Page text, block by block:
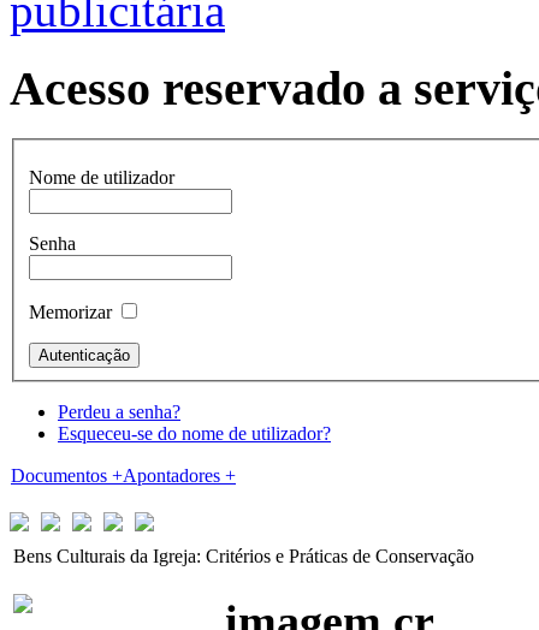
Acesso reservado a
Nome de utilizador
Senha
Memorizar
Perdeu a senha?
Esqueceu-se do nome de utilizador?
Documentos +Apontadores +
Bens Culturais da Igreja: Critérios e Práticas de Conservação